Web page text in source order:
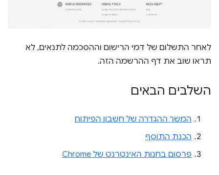
לאחר התשלום של דמי הרישום וההסכמה לתנאים, לא
תראו שוב את דף ההרשמה הזה.
השלבים הבאים
המשך ההגדרה של חשבון הפיתוח
הכנת התוסף
פרסום בחנות האינטרנט של Chrome